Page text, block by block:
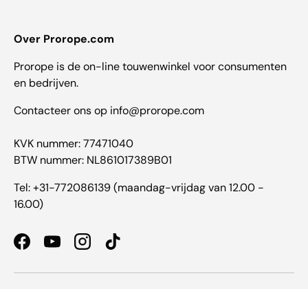
Over Prorope.com
Prorope is de on-line touwenwinkel voor consumenten
en bedrijven.
Contacteer ons op info@prorope.com
KVK nummer: 77471040
BTW nummer: NL861017389B01
Tel: +31-772086139 (maandag-vrijdag van 12.00 -
16.00)
FacebookYouTubeInstagramTikTok